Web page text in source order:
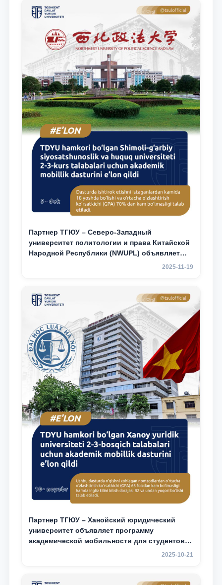
Партнер ТГЮУ – Северо-Западный
университет политологии и права Китайской
Народной Республики (NWUPL) объявляет
программу академической мобильности для
2025-11-19
Партнер ТГЮУ – Ханойский юридический
университет объявляет программу
академической мобильности для студентов
2025-10-21